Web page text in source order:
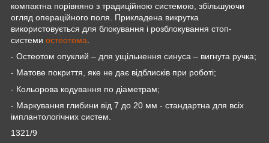
компактна порівняно з традиційною системою, збільшуючи
огляд операційного поля. Прикладена викрутка
використовується для блокування і розблокування стоп-
системи остеотома
- Остеотом опуклий – для ущільнення синуса – вигнута ручка;
- Матове покриття, яке не дає відблисків при роботі;
- Кольорова кодування по діаметрам;
- Маркування глибини від 7 до 20 мм - стандартна для всіх
імплантологічних систем.
1321/9